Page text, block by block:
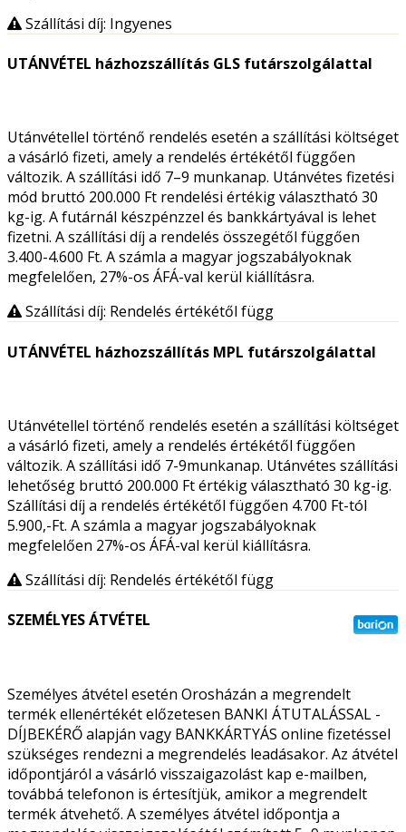
Szállítási díj: Ingyenes
UTÁNVÉTEL házhozszállítás GLS futárszolgálattal
Utánvétellel történő rendelés esetén a szállítási költséget
a vásárló fizeti, amely a rendelés értékétől függően
változik. A szállítási idő 7–9 munkanap. Utánvétes fizetési
mód bruttó 200.000 Ft rendelési értékig választható 30
kg-ig. A futárnál készpénzzel és bankkártyával is lehet
fizetni. A szállítási díj a rendelés összegétől függően
3.400-4.600 Ft. A számla a magyar jogszabályoknak
megfelelően, 27%-os ÁFÁ-val kerül kiállításra.
Szállítási díj: Rendelés értékétől függ
UTÁNVÉTEL házhozszállítás MPL futárszolgálattal
Utánvétellel történő rendelés esetén a szállítási költséget
a vásárló fizeti, amely a rendelés értékétől függően
változik. A szállítási idő 7-9munkanap. Utánvétes szállítási
lehetőség bruttó 200.000 Ft értékig választható 30 kg-ig.
Szállítási díj a rendelés értékétől függően 4.700 Ft-tól
5.900,-Ft. A számla a magyar jogszabályoknak
megfelelően 27%-os ÁFÁ-val kerül kiállításra.
Szállítási díj: Rendelés értékétől függ
SZEMÉLYES ÁTVÉTEL
Személyes átvétel esetén Orosházán a megrendelt
termék ellenértékét előzetesen BANKI ÁTUTALÁSSAL -
DÍJBEKÉRŐ alapján vagy BANKKÁRTYÁS online fizetéssel
szükséges rendezni a megrendelés leadásakor. Az átvétel
időpontjáról a vásárló visszaigazolást kap e-mailben,
továbbá telefonon is értesítjük, amikor a megrendelt
termék átvehető. A személyes átvétel időpontja a